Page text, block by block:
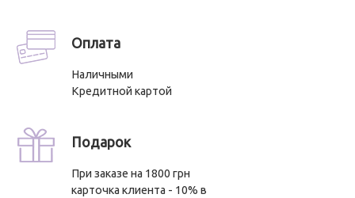
Оплата
Наличными
Кредитной картой
Подарок
При заказе на 1800 грн
карточка клиента - 10% в